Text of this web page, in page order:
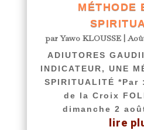
MÉTHODE
parYawo KLOUSSE|
ADIUTORES
INDICATEUR, UNE
SPIRITUALITÉ
de la Croix
dimanche 2
lire